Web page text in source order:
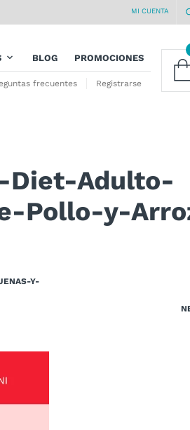
MI CUENTA
BLOG PROMOCIONES
frecuentes Registrarse
Diet-Adulto-
Pollo-y-
Y-